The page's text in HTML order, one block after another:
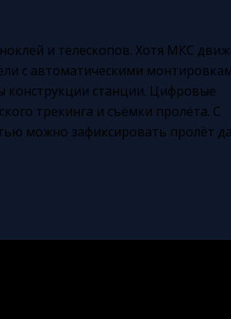
и телескопов. Хотя МКС
с автоматическими
конструкции станции. Цифровые
трекинга и съёмки пролёта. С
можно зафиксировать пролёт